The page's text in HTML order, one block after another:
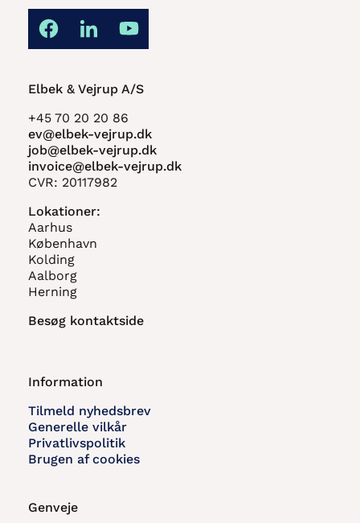
Elbek & Vejrup A/S
+45 70 20 20 86
ev@elbek-vejrup.dk
job@elbek-vejrup.dk
invoice@elbek-vejrup.dk
CVR: 20117982
Lokationer:
Aarhus
København
Kolding
Aalborg
Herning
Besøg kontaktside
Information
Tilmeld nyhedsbrev
Generelle vilkår
Privatlivspolitik
Brugen af cookies
Genveje